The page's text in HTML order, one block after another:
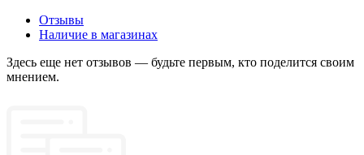
Отзывы
Наличие в магазинах
Здесь еще нет отзывов — будьте первым, кто поделится своим
мнением.